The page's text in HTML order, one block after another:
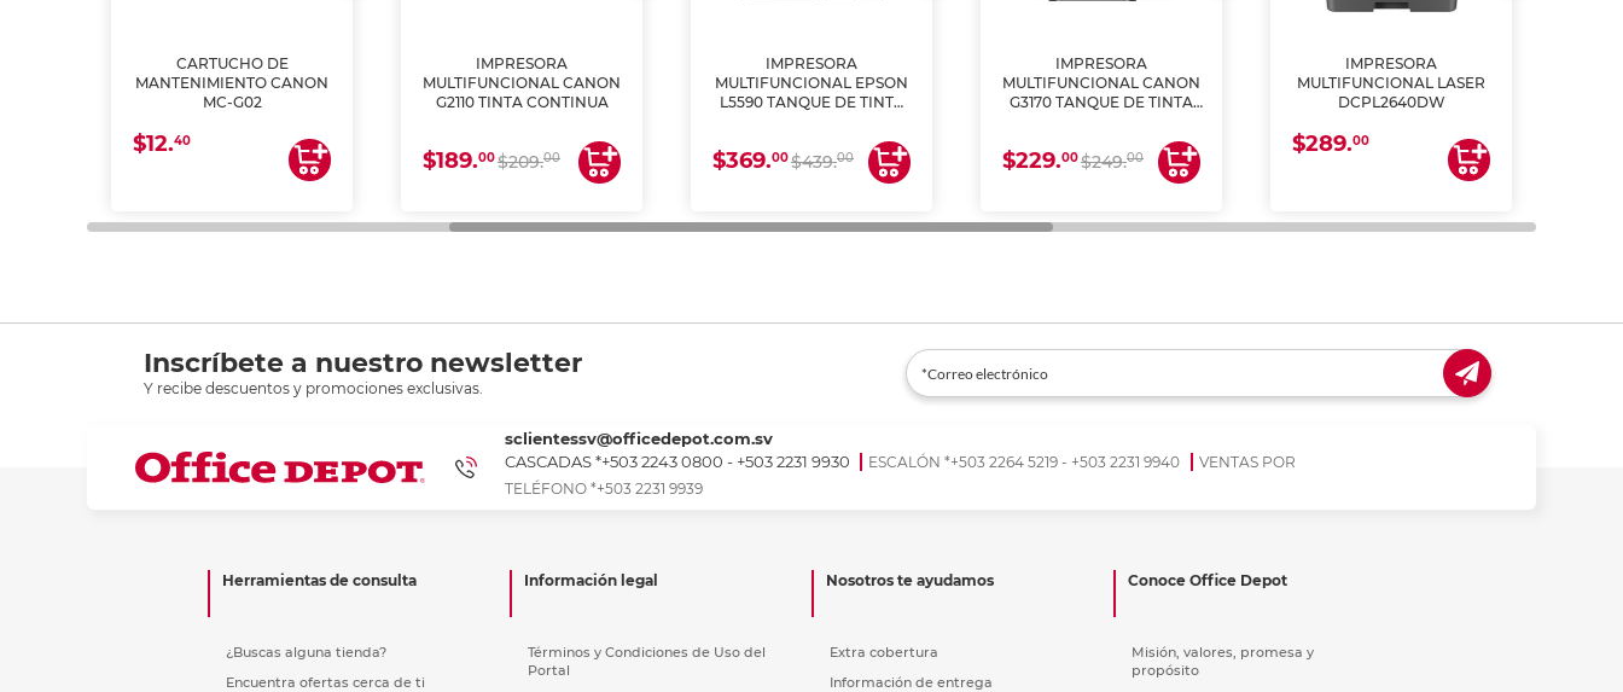
CARTUCHO DE
MANTENIMIENTO CANON
MC-G02
$12.40
IMPRESORA
MULTIFUNCIONAL CANON
G2110 TINTA CONTINUA
$189.00$209.00
IMPRESORA
MULTIFUNCIONAL EPSON
L5590 TANQUE DE TINTA
$369.00$439.00
IMPRESORA
MULTIFUNCIONAL CANON
G3170 TANQUE DE TINTA
$229.00$249.00
IMPRESORA
MULTIFUNCIONAL LASER
DCPL2640DW
$289.00
Inscríbete a nuestro newsletter
Y recibe descuentos y promociones exclusivas.
sclientessv@officedepot.com.sv
CASCADAS *+503 2243 0800 - +503 2231 9930
ESCALÓN *+503 2264 5219 - +503 2231 9940
VENTAS POR
TELÉFONO *+503 2231 9939
Herramientas de consulta
¿Buscas alguna tienda?
Encuentra ofertas cerca de ti
Información legal
Términos y Condiciones de Uso del
Portal
Nosotros te ayudamos
Extra cobertura
Información de entrega
Conoce Office Depot
Misión, valores, promesa y
propósito